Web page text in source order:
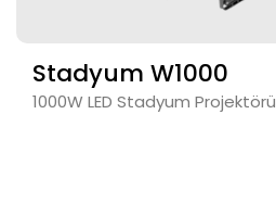
Stadyum W1000
1000W LED Stadyum Projektörü